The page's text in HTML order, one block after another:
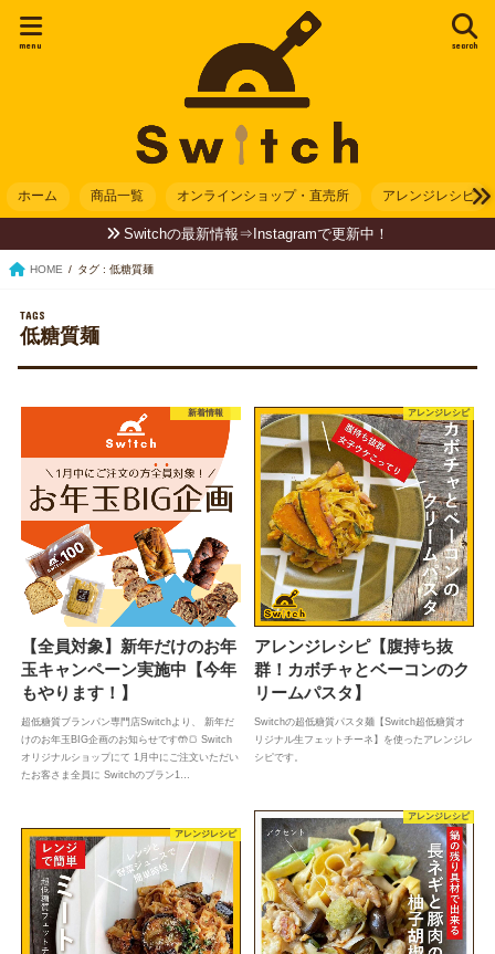
search
menu
ホーム 商品一覧 オンラインショップ・直売所 アレンジレシピ
Switchの最新情報⇒Instagramで更新中！
HOME タグ : 低糖質麺
低糖質麺
新着情報
【全員対象】新年だけのお年
玉キャンペーン実施中【今年
もやります！】
超低糖質ブランパン専門店Switchより、 新年だ
けのお年玉BIG企画のお知らせです🤲🍞 Switch
オリジナルショップにて 1月中にご注文いただい
たお客さま全員に Switchのブラン1…
アレンジレシピ
アレンジレシピ【腹持ち抜
群！カボチャとベーコンのク
リームパスタ】
Switchの超低糖質パスタ麺【Switch超低糖質オ
リジナル生フェットチーネ】を使ったアレンジレ
シピです。
アレンジレシピ
アレンジレシピ